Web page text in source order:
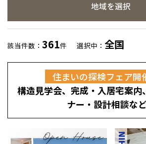
耐震構造
高耐久住宅
高断熱・高気密の家
エネルギー自給自足
檜の魅力 トップ
檜と日本人
1000年を超えて生きる檜
知られざる檜の効果・作用
注文住宅
グレートステージ
リフォーム トップ
地域を選択
該当件数： 361件 選択中： 全国
住まいの探検フェア開
構造見学会、完成・入居宅案内
ナー・設計相談など